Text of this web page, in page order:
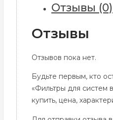
фотоОтзывы (0)
Отзывы
Отзывов пока нет.
Будьте первым, кто
«Фильтры для систем
купить, цена,